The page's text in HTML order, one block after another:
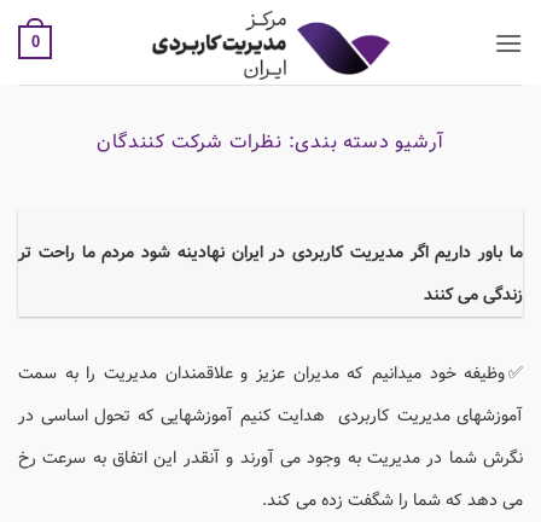
0
آرشیو دسته بندی: نظرات شرکت کنندگان
ما باور داریم اگر مدیریت کاربردی در ایران نهادینه شود مردم ما راحت تر
زندگی می کنند
✅وظیفه خود میدانیم که مدیران عزیز و علاقمندان مدیریت را به سمت
آموزشهای مدیریت کاربردی هدایت کنیم آموزشهایی که تحول اساسی در
نگرش شما در مدیریت به وجود می آورند و آنقدر این اتفاق به سرعت رخ
می دهد که شما را شگفت زده می کند.